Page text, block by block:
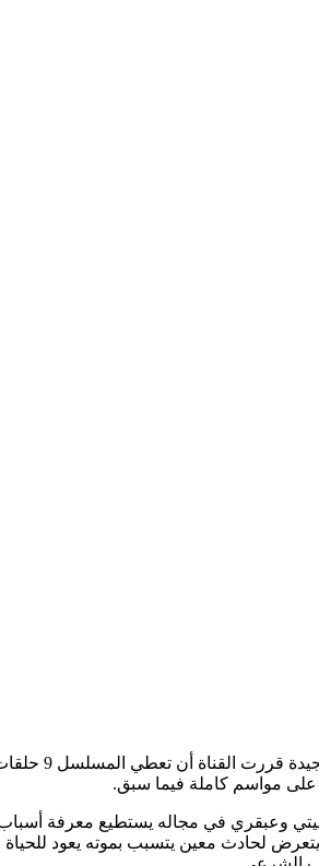
وعبقري في مجاله يستطيع معرفة
لحادث معين يتسبب بموته يعود